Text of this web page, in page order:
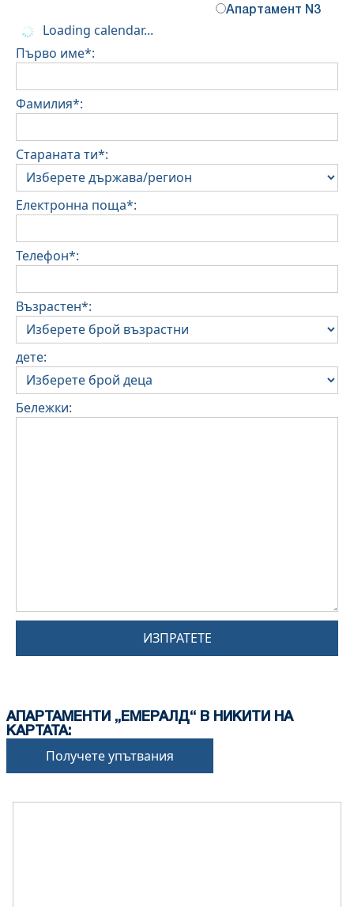
Апартамент N3
Loading calendar...
Първо име*:
Фамилия*:
Стараната ти*:
Електронна поща*:
Телефон*:
Възрастен*:
дете:
Бележки:
ИЗПРАТЕТЕ
АПАРТАМЕНТИ „ЕМЕРАЛД“ В НИКИТИ НА
КАРТАТА:
Получете упътвания